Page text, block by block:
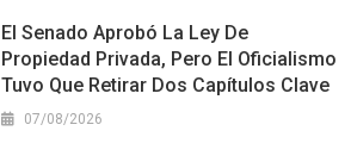
El Senado Aprobó La Ley De
Propiedad Privada, Pero El Oficialismo
Tuvo Que Retirar Dos Capítulos Clave
07/08/2026